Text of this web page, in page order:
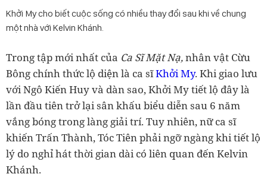
Khởi My cho biết cuộc sống có nhiều thay đổi sau khi về chung
một nhà với Kelvin Khánh.
Trong tập mới nhất của Ca Sĩ Mặt Nạ,nhân vật Cừu
Bông chính thức lộ diện là ca sĩKhởi My. Khi giao lưu
với Ngô Kiến Huy và dàn sao, Khởi My tiết lộ đây là
lần đầu tiên trở lại sân khấu biểu diễn sau 6 năm
vắng bóng trong làng giải trí. Tuy nhiên, nữ ca sĩ
khiến Trấn Thành, Tóc Tiên phải ngỡ ngàng khi tiết lộ
lý do nghỉ hát thời gian dài có liên quan đến Kelvin
Khánh.